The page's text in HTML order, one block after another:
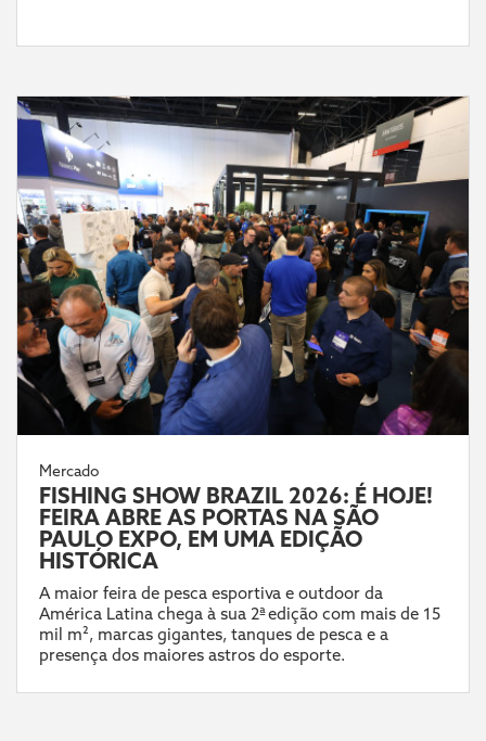
Mercado
FISHING SHOW BRAZIL 2026: É HOJE!
FEIRA ABRE AS PORTAS NA SÃO
PAULO EXPO, EM UMA EDIÇÃO
HISTÓRICA
A maior feira de pesca esportiva e outdoor da
América Latina chega à sua 2ª edição com mais de 15
mil m², marcas gigantes, tanques de pesca e a
presença dos maiores astros do esporte.